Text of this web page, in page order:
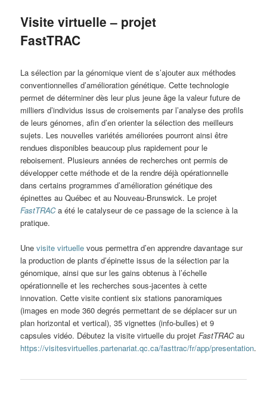
Visite virtuelle – projet
FastTRAC
La sélection par la génomique vient de s’ajouter aux méthodes
conventionnelles d’amélioration génétique. Cette technologie
permet de déterminer dès leur plus jeune âge la valeur future de
milliers d’individus issus de croisements par l’analyse des profils
de leurs génomes, afin d’en orienter la sélection des meilleurs
sujets. Les nouvelles variétés améliorées pourront ainsi être
rendues disponibles beaucoup plus rapidement pour le
reboisement. Plusieurs années de recherches ont permis de
développer cette méthode et de la rendre déjà opérationnelle
dans certains programmes d’amélioration génétique des
épinettes au Québec et au Nouveau-Brunswick. Le projet
FastTRACa été le catalyseur de ce passage de la science à la
pratique.
Unevisite virtuelle vous permettra d’en apprendre davantage sur
la production de plants d’épinette issus de la sélection par la
génomique, ainsi que sur les gains obtenus à l’échelle
opérationnelle et les recherches sous-jacentes à cette
innovation. Cette visite contient six stations panoramiques
(images en mode 360 degrés permettant de se déplacer sur un
plan horizontal et vertical), 35 vignettes (info-bulles) et 9
capsules vidéo. Débutez la visite virtuelle du projetFastTRACau
https://visitesvirtuelles.partenariat.qc.ca/fasttrac/fr/app/presentation.